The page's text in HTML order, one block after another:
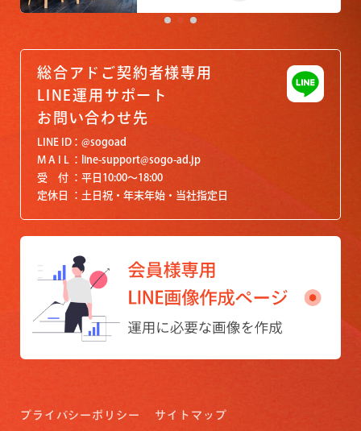
総合アドご契約者様専用
LINE運用サポート
お問い合わせ先
LINE ID
@sogoad
M A I L
line-support@sogo-ad.jp
受 付
平日10:00〜18:00
定休日
土日祝・年末年始・当社指定日
プライバシーポリシー サイトマップ